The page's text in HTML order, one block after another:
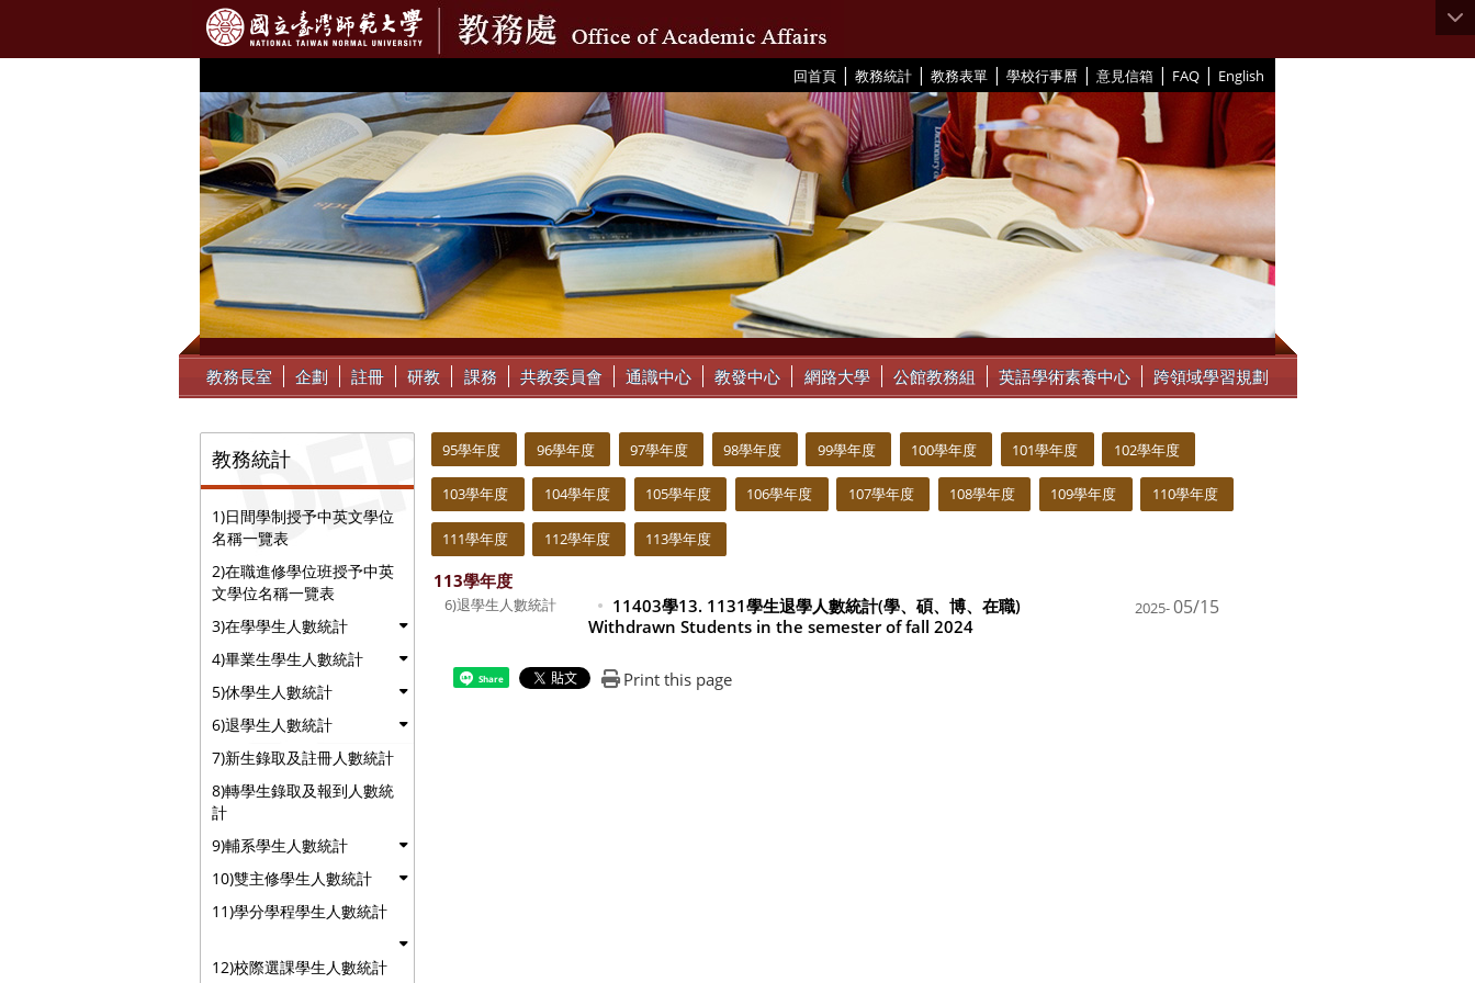
回首頁 | 教務統計 | 教務表單 | 學校行事曆 | 意見信箱 | FAQ | English
::: 教務長室 企劃 註冊 研教 課務 共教委員會 通識中心 教發中心 網路大學 公館教務組 英語學術素養中心 跨領域學習規劃
教務統計
1)日間學制授予中英文學位
名稱一覽表
2)在職進修學位班授予中英
文學位名稱一覽表
3)在學學生人數統計
4)畢業生學生人數統計
5)休學生人數統計
6)退學生人數統計
7)新生錄取及註冊人數統計
8)轉學生錄取及報到人數統
計
9)輔系學生人數統計
10)雙主修學生人數統計
11)學分學程學生人數統計
12)校際選課學生人數統計
95學年度 96學年度 97學年度 98學年度 99學年度 100學年度 101學年度 102學年度
103學年度 104學年度 105學年度 106學年度 107學年度 108學年度 109學年度 110學年度
111學年度 112學年度 113學年度
113學年度
6)退學生人數統計
11403學13. 1131學生退學人數統計(學、碩、博、在職)
Withdrawn Students in the semester of fall 2024
2025-05/15
Share Print this page